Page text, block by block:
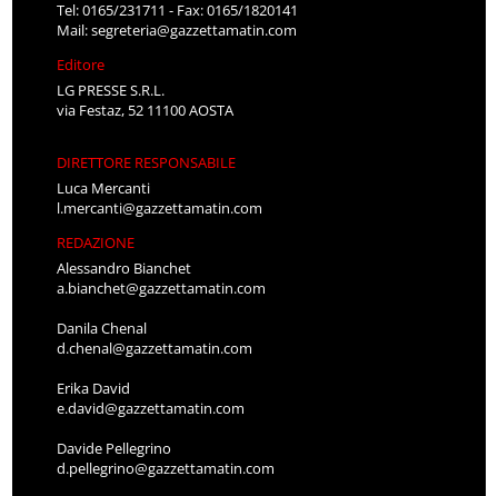
Tel: 0165/231711 - Fax: 0165/1820141
Mail:segreteria@gazzettamatin.com
Editore
LG PRESSE S.R.L.
via Festaz, 52 11100 AOSTA
DIRETTORE RESPONSABILE
Luca Mercanti
l.mercanti@gazzettamatin.com
REDAZIONE
Alessandro Bianchet
a.bianchet@gazzettamatin.com
Danila Chenal
d.chenal@gazzettamatin.com
Erika David
e.david@gazzettamatin.com
Davide Pellegrino
d.pellegrino@gazzettamatin.com